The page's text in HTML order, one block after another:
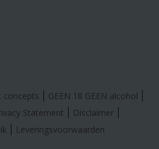
concepts
GEEN 18 GEEN alcohol
Statement
Disclaimer
Leveringsvoorwaarden